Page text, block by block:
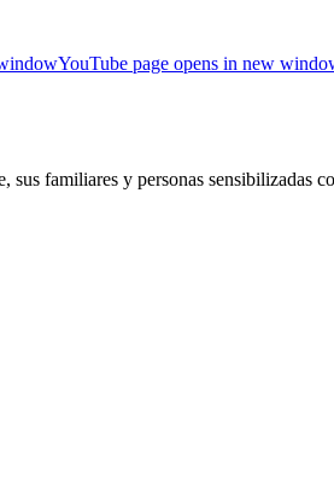
YouTube page opens in new
familiares y personas sensibilizadas